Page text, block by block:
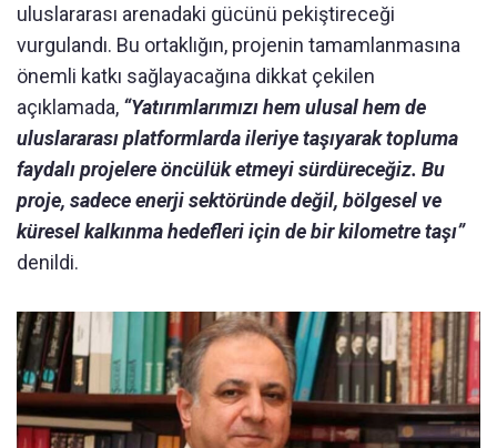
uluslararası arenadaki gücünü pekiştireceği
vurgulandı. Bu ortaklığın, projenin tamamlanmasına
önemli katkı sağlayacağına dikkat çekilen
açıklamada, “Yatırımlarımızı hem ulusal hem de
uluslararası platformlarda ileriye taşıyarak topluma
faydalı projelere öncülük etmeyi sürdüreceğiz. Bu
proje, sadece enerji sektöründe değil, bölgesel ve
küresel kalkınma hedefleri için de bir kilometre taşı”
denildi.